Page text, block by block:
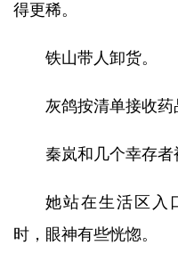
得更稀。
铁山带人卸货。
灰鸽按清单接收药
秦岚和几个幸存者
她站在生活区入
时，眼神有些恍惚。